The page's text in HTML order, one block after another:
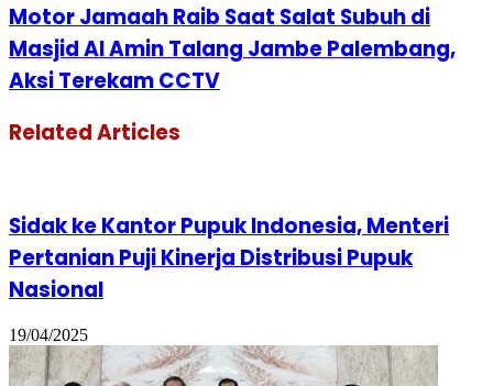
Motor Jamaah Raib Saat Salat Subuh di
Masjid Al Amin Talang Jambe Palembang,
Aksi Terekam CCTV
Related Articles
Sidak ke Kantor Pupuk Indonesia, Menteri
Pertanian Puji Kinerja Distribusi Pupuk
Nasional
19/04/2025